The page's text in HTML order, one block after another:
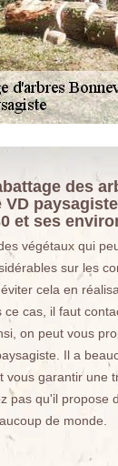
des
VD
et ses
végétaux qui
sur les
cela en
ce cas, il faut
on peut vous
Il a
vous garantir une
pas qu'il propose
de monde.